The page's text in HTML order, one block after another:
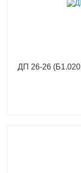
ДП 26-26